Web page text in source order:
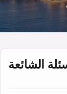
الشائعة